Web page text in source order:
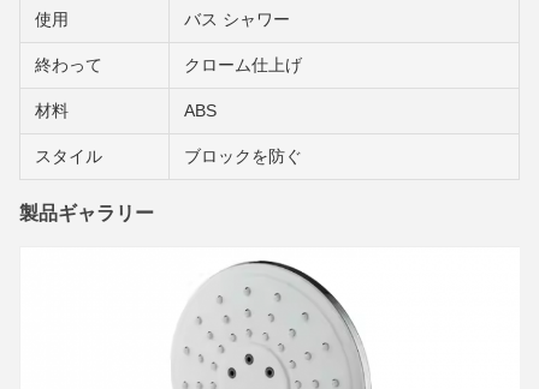
使用 バス シャワー
終わって クローム仕上げ
材料 ABS
スタイル ブロックを防ぐ
製品ギャラリー